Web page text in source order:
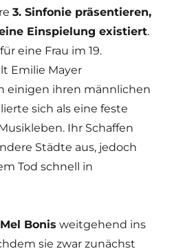
3. Sinfonie präsentieren,
Einspielung existiert.
eine Frau im 19.
Emilie Mayer
einigen ihren männlichen
sich als eine feste
Ihr Schaffen
Städte aus, jedoch
Tod schnell in
Mel Bonis weitgehend ins
sie zwar zunächst